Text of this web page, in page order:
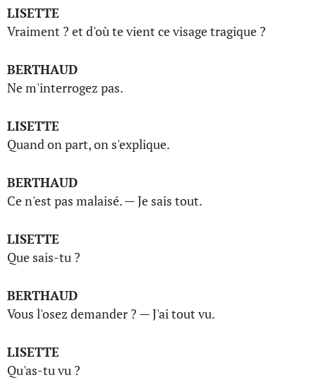
LISETTE
Vraiment ? et d'où te vient ce visage tragique ?
BERTHAUD
Ne m'interrogez pas.
LISETTE
Quand on part, on s'explique.
BERTHAUD
Ce n'est pas malaisé. — Je sais tout.
LISETTE
Que sais-tu ?
BERTHAUD
Vous l'osez demander ? — J'ai tout vu.
LISETTE
Qu'as-tu vu ?